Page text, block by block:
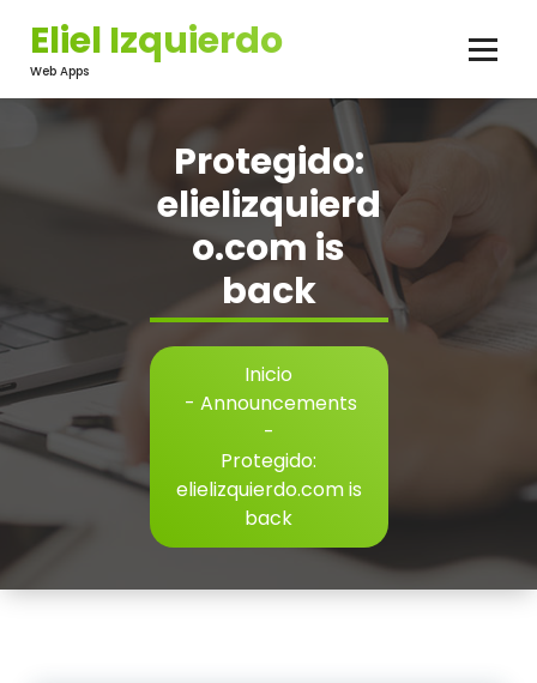
contenido
Eliel Izquierdo
Web Apps
Protegido:
elielizquierd
o.com is
back
Inicio
- Announcements
-
Protegido:
elielizquierdo.com is
back